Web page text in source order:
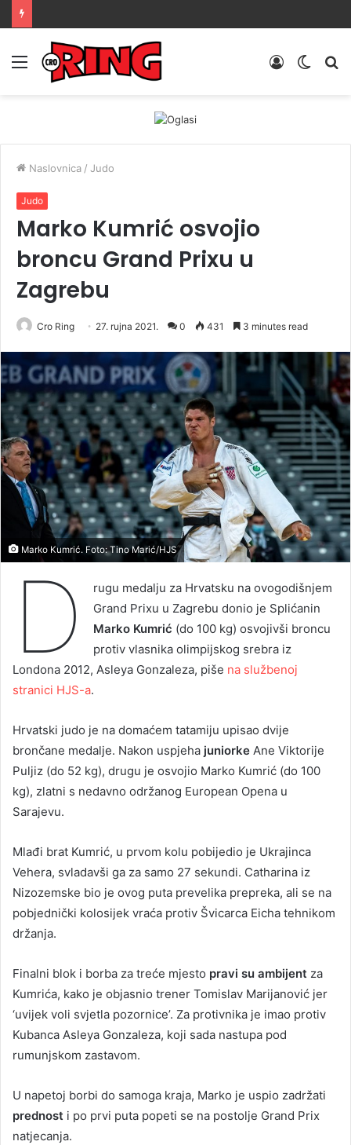
Menu
Switch
Prijava
Naslovnica / Judo
Judo
Marko Kumrić osvojio
broncu Grand Prixu u
Zagrebu
Cro Ring 27. rujna 2021. 0 431 3 minutes read
Marko Kumrić. Foto: Tino Marić/HJS
D
rugu medalju za Hrvatsku na ovogodišnjem
Grand Prixu u Zagrebu donio je Splićanin
Marko Kumrić (do 100 kg) osvojivši broncu
protiv vlasnika olimpijskog srebra iz
Londona 2012, Asleya Gonzaleza, piše na službenoj
stranici HJS-a.
Hrvatski judo je na domaćem tatamiju upisao dvije
brončane medalje. Nakon uspjeha juniorke Ane Viktorije
Puljiz (do 52 kg), drugu je osvojio Marko Kumrić (do 100
kg), zlatni s nedavno održanog European Opena u
Sarajevu.
Mlađi brat Kumrić, u prvom kolu pobijedio je Ukrajinca
Vehera, svladavši ga za samo 27 sekundi. Catharina iz
Nizozemske bio je ovog puta prevelika prepreka, ali se na
pobjednički kolosijek vraća protiv Švicarca Eicha tehnikom
držanja.
Finalni blok i borba za treće mjesto pravi su ambijent za
Kumrića, kako je objasnio trener Tomislav Marijanović jer
‘uvijek voli svjetla pozornice’. Za protivnika je imao protiv
Kubanca Asleya Gonzaleza, koji sada nastupa pod
rumunjskom zastavom.
U napetoj borbi do samoga kraja, Marko je uspio zadržati
prednost i po prvi puta popeti se na postolje Grand Prix
natjecanja.